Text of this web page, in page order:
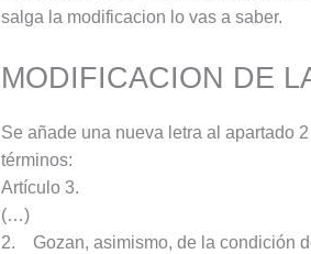
salga la modificacion lo vas a saber.
MODIFICACION DE
Se añade una nueva letra al apartado
términos:
Artículo 3.
(…)
2. Gozan, asimismo, de la condición